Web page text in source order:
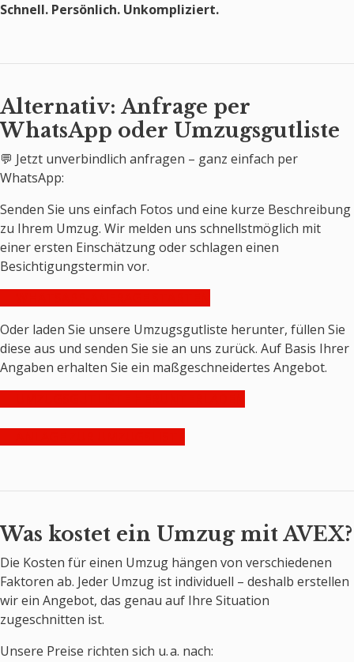
Schnell. Persönlich. Unkompliziert.
Alternativ: Anfrage per
WhatsApp oder Umzugsgutliste
💬 Jetzt unverbindlich anfragen – ganz einfach per
WhatsApp:
Senden Sie uns einfach Fotos und eine kurze Beschreibung
zu Ihrem Umzug. Wir melden uns schnellstmöglich mit
einer ersten Einschätzung oder schlagen einen
Besichtigungstermin vor.
Oder laden Sie unsere Umzugsgutliste herunter, füllen Sie
diese aus und senden Sie sie an uns zurück. Auf Basis Ihrer
Angaben erhalten Sie ein maßgeschneidertes Angebot.
Was kostet ein Umzug mit AVEX?
Die Kosten für einen Umzug hängen von verschiedenen
Faktoren ab. Jeder Umzug ist individuell – deshalb erstellen
wir ein Angebot, das genau auf Ihre Situation
zugeschnitten ist.
Unsere Preise richten sich u. a. nach: